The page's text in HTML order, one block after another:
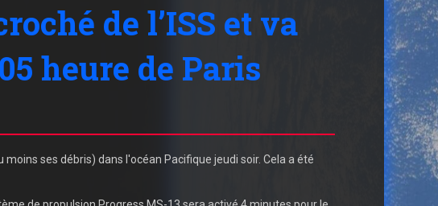
de l’ISS et va
heure de Paris
ses débris) dans l'océan Pacifique jeudi soir. Cela a été